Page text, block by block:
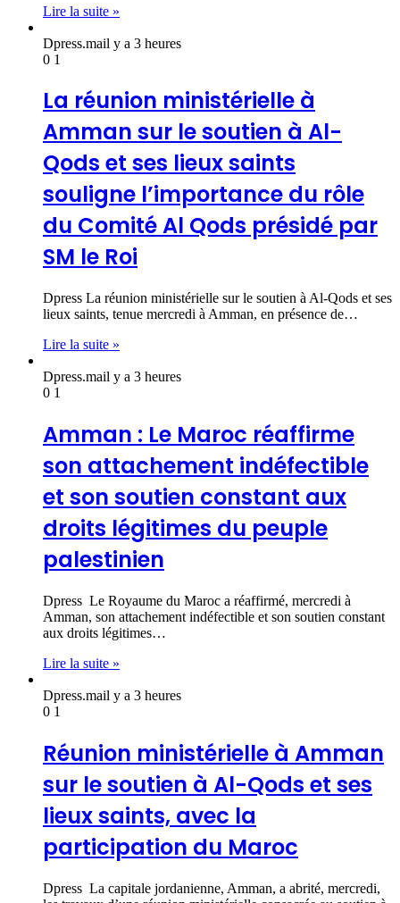
Lire la suite »
Dpress.mail y a 3 heures
0 1
La réunion ministérielle à
Amman sur le soutien à Al-
Qods et ses lieux saints
souligne l’importance du rôle
du Comité Al Qods présidé par
SM le Roi
Dpress La réunion ministérielle sur le soutien à Al-Qods et ses
lieux saints, tenue mercredi à Amman, en présence de…
Lire la suite »
Dpress.mail y a 3 heures
0 1
Amman : Le Maroc réaffirme
son attachement indéfectible
et son soutien constant aux
droits légitimes du peuple
palestinien
Dpress Le Royaume du Maroc a réaffirmé, mercredi à
Amman, son attachement indéfectible et son soutien constant
aux droits légitimes…
Lire la suite »
Dpress.mail y a 3 heures
0 1
Réunion ministérielle à Amman
sur le soutien à Al-Qods et ses
lieux saints, avec la
participation du Maroc
Dpress La capitale jordanienne, Amman, a abrité, mercredi,